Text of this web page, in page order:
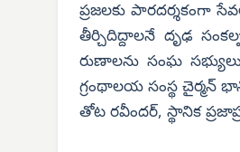
ప్రజలకు పారదర్శకంగా
తీర్చిదిద్దాలనే దృఢ
రుణాలను సంఘ
గ్రంథాలయ సంస్థ
తోట రవీందర్, స్థానిక